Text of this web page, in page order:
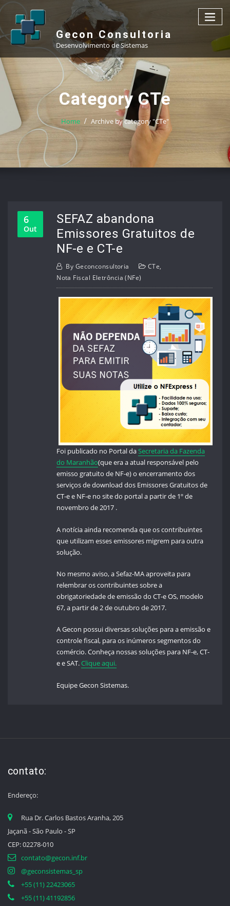
Skip
content
Gecon Consultoria
Desenvolvimento de Sistemas
Category CTe
Home Archive by category "CTe"
6
Out
SEFAZ abandona
Emissores Gratuitos de
NF-e e CT-e
By Geconconsultoria CTe,
Nota Fiscal Eletrôncia (NFe)
Foi publicado no Portal daSecretaria da Fazenda
do Maranhão(que era a atual responsável pelo
emisso gratuito de NF-e) o encerramento dos
serviços de download dos Emissores Gratuitos de
CT-e e NF-e no site do portal a partir de 1º de
novembro de 2017 .
A notícia ainda recomenda que os contribuintes
que utilizam esses emissores migrem para outra
solução.
No mesmo aviso, a Sefaz-MA aproveita para
relembrar os contribuintes sobre a
obrigatoriedade de emissão do CT-e OS, modelo
67, a partir de 2 de outubro de 2017.
A Gecon possui diversas soluções para a emissão e
controle fiscal, para os inúmeros segmentos do
comércio. Conheça nossas soluções para NF-e, CT-
e e SAT.Clique aqui.
Equipe Gecon Sistemas.
contato:
Endereço:
Rua Dr. Carlos Bastos Aranha, 205
Jaçanã - São Paulo - SP
CEP: 02278-010
contato@gecon.inf.br
@geconsistemas_sp
+55 (11) 22423065
+55 (11) 41192856